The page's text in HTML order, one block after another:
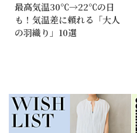
最高気温30℃→22℃の日
も！気温差に頼れる「大人
の羽織り」10選